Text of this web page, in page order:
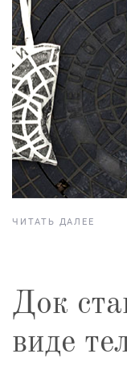
ЧИТАТЬ ДАЛЕЕ
Док
виде